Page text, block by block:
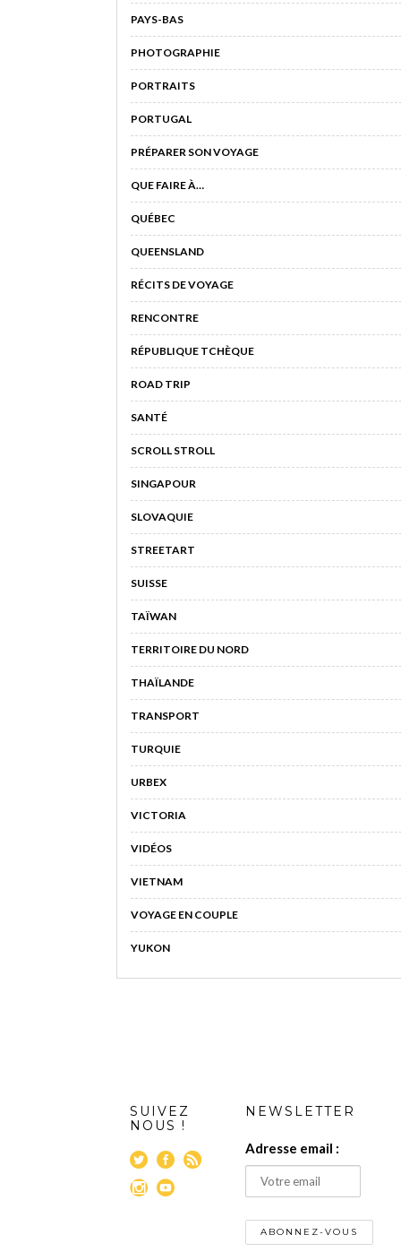
PAYS-BAS
PHOTOGRAPHIE
PORTRAITS
PORTUGAL
PRÉPARER SON VOYAGE
QUE FAIRE À…
QUÉBEC
QUEENSLAND
RÉCITS DE VOYAGE
RENCONTRE
RÉPUBLIQUE TCHÈQUE
ROAD TRIP
SANTÉ
SCROLL STROLL
SINGAPOUR
SLOVAQUIE
STREETART
SUISSE
TAÏWAN
TERRITOIRE DU NORD
THAÏLANDE
TRANSPORT
TURQUIE
URBEX
VICTORIA
VIDÉOS
VIETNAM
VOYAGE EN COUPLE
YUKON
SUIVEZ
NOUS !
NEWSLETTER
Adresse email :